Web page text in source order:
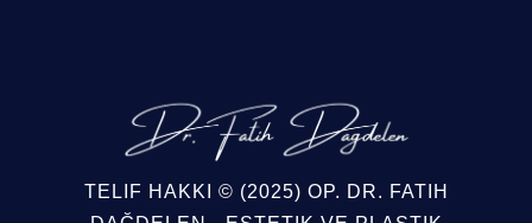
TELIF HAKKI © (2025) OP. DR. FATIH